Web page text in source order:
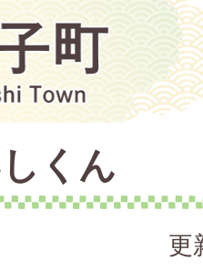
くん
更